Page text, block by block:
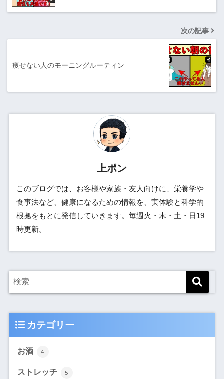
次の記事
痩せない人のモーニングルーティン
上ポン
このブログでは、お客様や家族・友人向けに、栄養学や
食事法など、健康になるための情報を、実体験と科学的
根拠をもとに発信していきます。毎週火・木・土・日19
時更新。
カテゴリー
お酒 4
ストレッチ 5